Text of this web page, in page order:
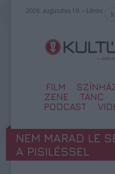
2026. augusztus 10. – Lőrinc
FILM
ZENE
TÁNC
PODCAST
NEM MARAD LE
A PISILÉSSEL